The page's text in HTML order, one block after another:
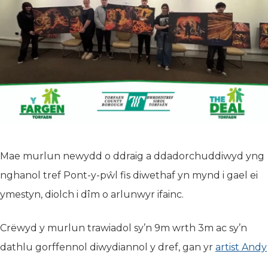
Mae murlun newydd o ddraig a ddadorchuddiwyd yng
nghanol tref Pont-y-pŵl fis diwethaf yn mynd i gael ei
ymestyn, diolch i dîm o arlunwyr ifainc.
Crëwyd y murlun trawiadol sy’n 9m wrth 3m ac sy’n
dathlu gorffennol diwydiannol y dref, gan yr artist Andy